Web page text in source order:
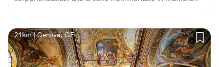
21km | Genova, GE